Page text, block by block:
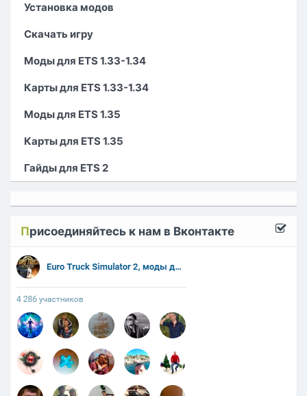
Установка модов
Скачать игру
Моды для ETS 1.33-1.34
Карты для ETS 1.33-1.34
Моды для ETS 1.35
Карты для ETS 1.35
Гайды для ETS 2
Присоединяйтесь к нам в Вконтакте